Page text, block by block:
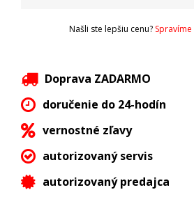
Našli ste lepšiu cenu?
Doprava ZADARMO
doručenie do 24-hodín
vernostné zľavy
autorizovaný servis
autorizovaný predajca